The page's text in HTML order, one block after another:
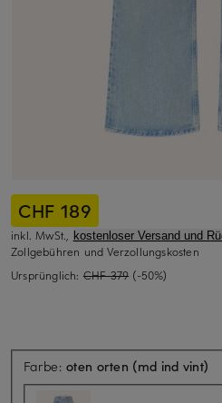
CHF 189
inkl. MwSt., kostenloser Versand und
Zollgebühren und Verzollungskosten
Ursprünglich: CHF 379 (-50%)
Farbe:oten orten (md ind vint)